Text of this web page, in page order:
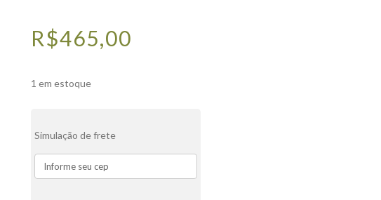
R$465,00
1 em estoque
Simulação de frete